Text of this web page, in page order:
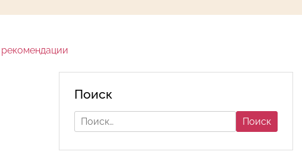
Путешествия и
с обзорами и тестами. Мы предоставляем
на автомобиле, получайте финансовые
Поиск
Найти: